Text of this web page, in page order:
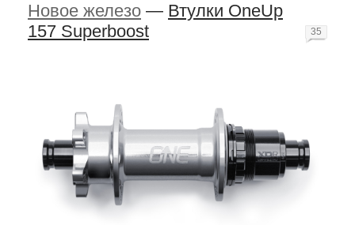
Новое железо — Втулки OneUp
157 Superboost
35